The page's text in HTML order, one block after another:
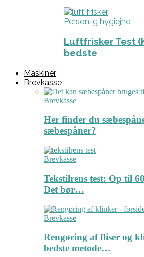
Personlig hygiejne
Luftfrisker Test
bedste
Maskiner
Brevkasse
Brevkasse
Her finder du
sæbespåner?
Brevkasse
Tekstilrens test: Op til
Det bør…
Brevkasse
Rengøring af fliser og
bedste metode…